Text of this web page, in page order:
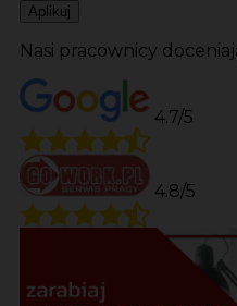
Aplikuj
Nasi pracownicy
4.7/5
4.8/5